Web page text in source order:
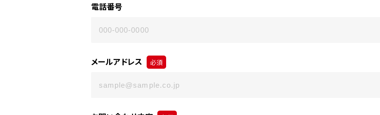
電話番号
メールアドレス 必須